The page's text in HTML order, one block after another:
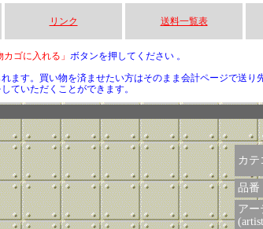
リンク 送料一覧表
カゴに入れる」 ボタンを押してください 。
ます。買い物を済ませたい方はそのまま会計ページで送
ていただくことができます。
カテ
品番
アー